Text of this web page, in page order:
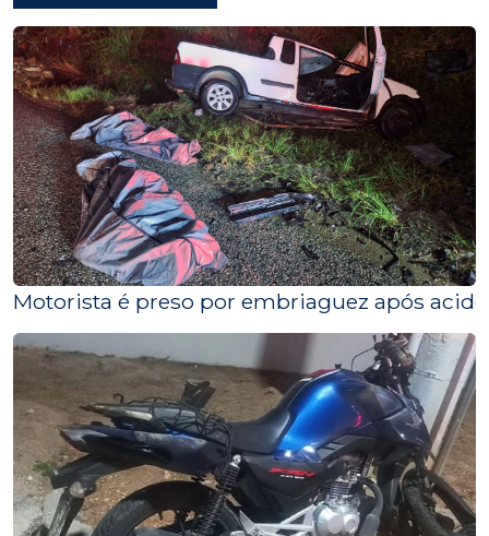
Motorista é preso por embriaguez após